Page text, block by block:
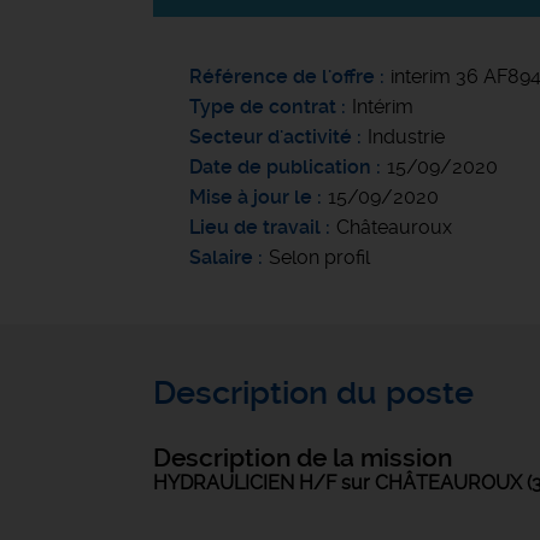
Référence de l'offre
interim 36 AF894
Type de contrat
Intérim
Secteur d'activité
Industrie
Date de publication
15/09/2020
Mise à jour le
15/09/2020
Lieu de travail
Châteauroux
Salaire
Selon profil
Description du poste
Description de la mission
HYDRAULICIEN H/F sur CHÂTEAUROUX